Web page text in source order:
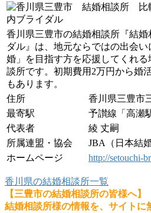
香川県三豊市の結婚相談所『結婚
ダル』は、地元ならではの出会
婚」を目指す方を応援してくれ
談所です。初期費用2万円から婚
もあります。
住所
香川県三豊市
最寄駅
予讃線「高瀬
代表者
綾 丈嗣
所属連盟・協会
JBA（日本結
ホームページ
http://setouchi-
香川県の結婚相談所一覧
【三豊市の結婚相談所の皆様へ】
結婚相談所様の情報を、サイトに